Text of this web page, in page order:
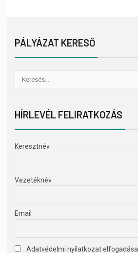
PÁLYÁZAT KERESŐ
HÍRLEVÉL FELIRATKOZÁS
Keresztnév
Vezetéknév
Email
Adatvédelmi nyilatkozat elfogadása